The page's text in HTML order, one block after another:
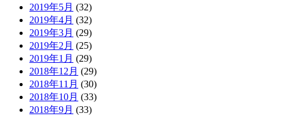
2019年5月 (32)
2019年4月 (32)
2019年3月 (29)
2019年2月 (25)
2019年1月 (29)
2018年12月 (29)
2018年11月 (30)
2018年10月 (33)
2018年9月 (33)